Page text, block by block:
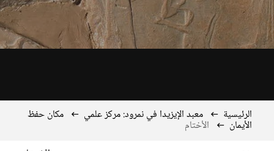
الرئيسية معبد الإيزيدا في نمرود: مركز علمي مكان حفظ
الأيمان
الأختام